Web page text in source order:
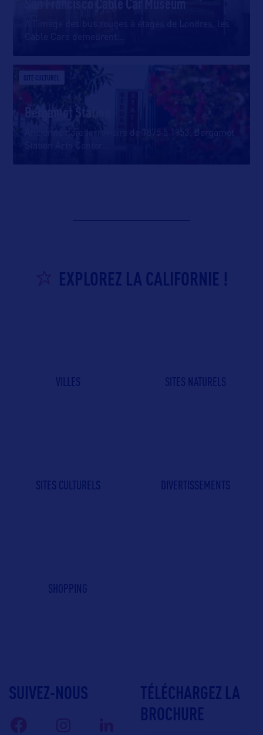
A l’image des bus rouges à étages de Londres, les
SITE CULTUREL
Bergamot Station
Ancienne gare ferroviaire de 1875 à 1953, Bergamot
EXPLOREZ LA CALIFORNIE !
VILLES SITES NATURELS
SITES CULTURELS DIVERTISSEMENTS
SHOPPING
SUIVEZ-NOUS
TÉLÉCHARGEZ LA
BROCHURE